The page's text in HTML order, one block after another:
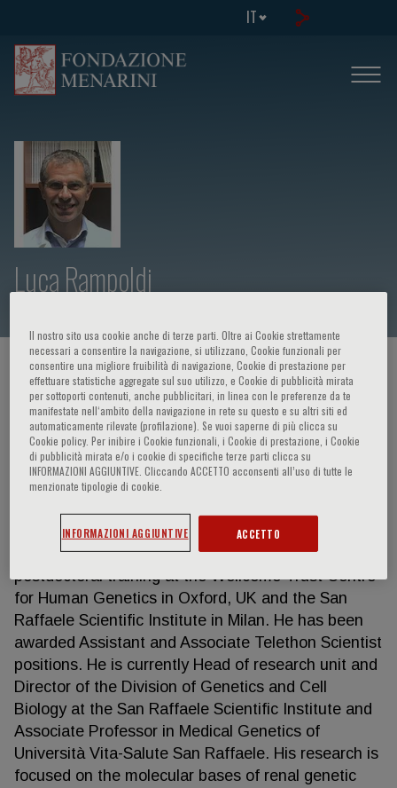
IT
Luca Rampoldi
HOME PAGE / CORSI ED EVENTI / RELATORE
Luca Rampoldi
Luca Rampoldi graduated in Biological Sciences in
Milan, Italy and obtained his PhD in Genetics from
the University of Padua, Italy. He carried out his
postdoctoral training at the Wellcome Trust Centre
for Human Genetics in Oxford, UK and the San
Raffaele Scientific Institute in Milan. He has been
awarded Assistant and Associate Telethon Scientist
positions. He is currently Head of research unit and
Director of the Division of Genetics and Cell
Biology at the San Raffaele Scientific Institute and
Associate Professor in Medical Genetics of
Università Vita-Salute San Raffaele. His research is
focused on the molecular bases of renal genetic
Il nostro sito usa cookie anche di terze parti. Oltre ai Cookie strettamente
necessari a consentire la navigazione, si utilizzano, Cookie funzionali per
consentire una migliore fruibilità di navigazione, Cookie di prestazione per
effettuare statistiche aggregate sul suo utilizzo, e Cookie di pubblicità mirata
per sottoporti contenuti, anche pubblicitari, in linea con le preferenze da te
manifestate nell‘ambito della navigazione in rete su questo e su altri siti ed
automaticamente rilevate (profilazione). Se vuoi saperne di più clicca su
Cookie policy. Per inibire i Cookie funzionali, i Cookie di prestazione, i Cookie
di pubblicità mirata e/o i cookie di specifiche terze parti clicca su
INFORMAZIONI AGGIUNTIVE. Cliccando ACCETTO acconsenti all’uso di tutte le
menzionate tipologie di cookie.
INFORMAZIONI AGGIUNTIVE ACCETTO